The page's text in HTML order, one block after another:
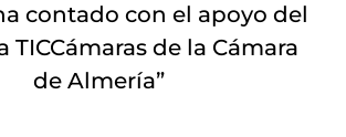
contado con el apoyo del
TICCámaras de la Cámara
de Almería”